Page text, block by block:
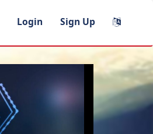
Login Sign Up